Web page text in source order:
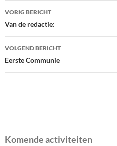
Bericht
navigatie
VORIG BERICHT
Van de redactie:
VOLGEND BERICHT
Eerste Communie
Komende activiteiten